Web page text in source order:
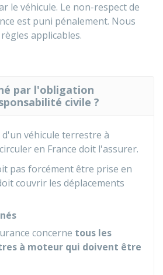
le véhicule. Le non-respect de
est puni pénalement. Nous
applicables.
par l'obligation
civile ?
véhicule terrestre à
en France doit l'assurer.
pas forcément être prise en
couvrir les déplacements
concerne tous les
à moteur qui doivent être